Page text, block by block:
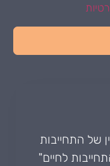
של התחייבות
לחיים"